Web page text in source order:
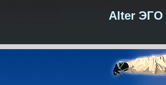
Alter ЭГО